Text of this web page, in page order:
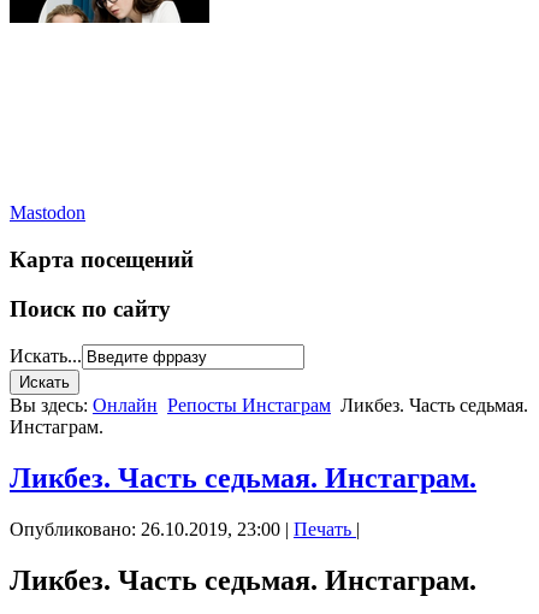
Mastodon
Карта посещений
Поиск по сайту
Искать...
Вы здесь: Онлайн Репосты Инстаграм Ликбез. Часть седьмая.
Инстаграм.
Ликбез. Часть седьмая. Инстаграм.
Опубликовано: 26.10.2019, 23:00 | Печать |
Ликбез. Часть седьмая. Инстаграм.